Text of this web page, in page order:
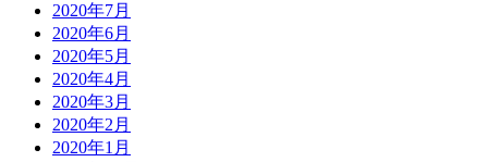
2020年7月
2020年6月
2020年5月
2020年4月
2020年3月
2020年2月
2020年1月